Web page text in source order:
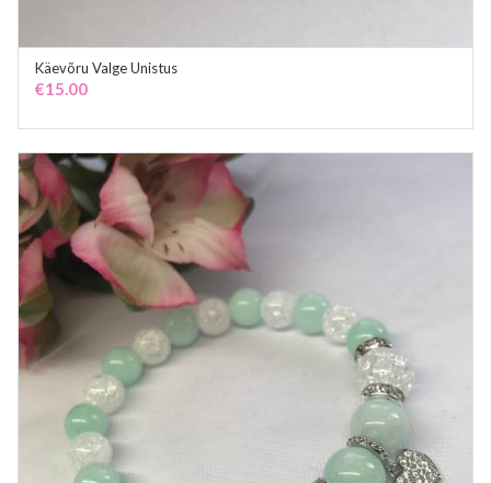
Käevõru Valge Unistus
€15.00